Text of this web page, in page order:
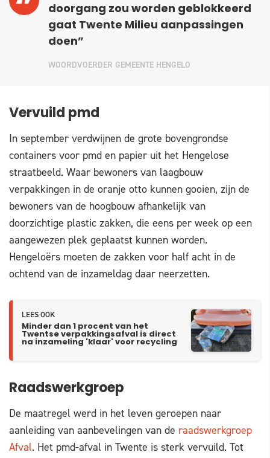
doorgang zou worden geblokkeerd
gaat Twente Milieu aanpassingen
doen”
WOORDVOERDER GEMEENTE HENGELO
Vervuild pmd
In september verdwijnen de grote bovengrondse
containers voor pmd en papier uit het Hengelose
straatbeeld. Waar bewoners van laagbouw
verpakkingen in de oranje otto kunnen gooien, zijn de
bewoners van de hoogbouw afhankelijk van
doorzichtige plastic zakken, die eens per week op een
aangewezen plek geplaatst kunnen worden.
Hengeloërs moeten de zakken voor half acht in de
ochtend van de inzameldag daar neerzetten.
LEES OOK
Minder dan 1 procent van het
Twentse verpakkingsafval is direct
na inzameling 'klaar' voor recycling
Raadswerkgroep
De maatregel werd in het leven geroepen naar
aanleiding van aanbevelingen van de raadswerkgroep
Afval. Het pmd-afval in Twente is sterk vervuild. Tot